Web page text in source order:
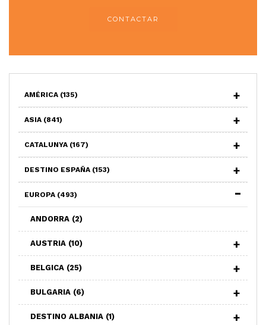
CONTACTAR
AMÉRICA (135)
ASIA (841)
CATALUNYA (167)
DESTINO ESPAÑA (153)
EUROPA (493)
ANDORRA (2)
AUSTRIA (10)
BELGICA (25)
BULGARIA (6)
DESTINO ALBANIA (1)